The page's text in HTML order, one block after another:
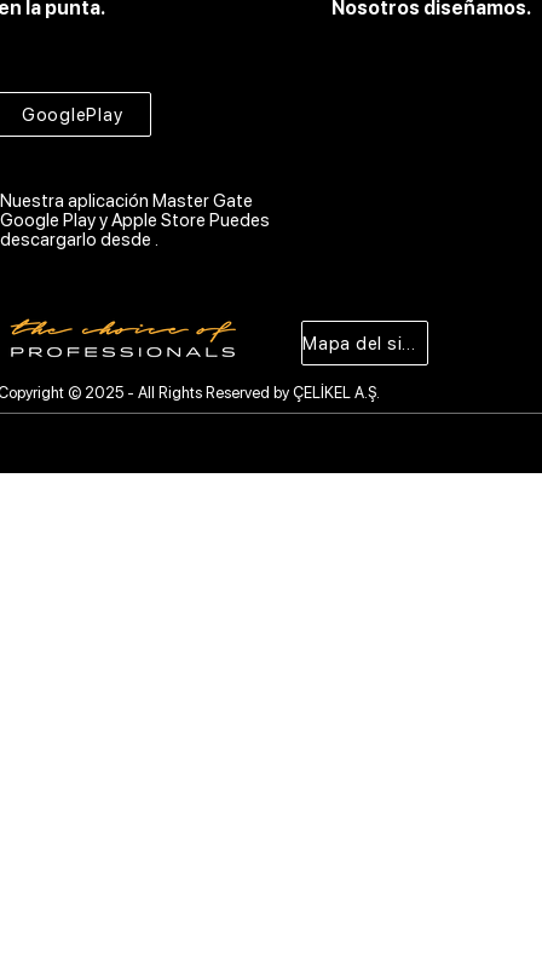
la punta. Nosotros diseñamos.
GooglePlay
Nuestra aplicación Master Gate
Google Play y Apple Store Puedes
descargarlo desde .
© 2025 - All Rights Reserved by ÇELİKEL A.Ş.